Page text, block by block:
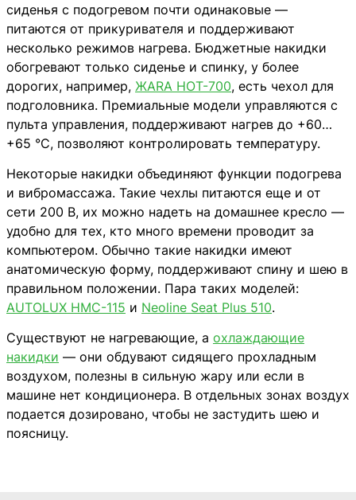
сиденья с подогревом почти одинаковые —
питаются от прикуривателя и поддерживают
несколько режимов нагрева. Бюджетные накидки
обогревают только сиденье и спинку, у более
дорогих, например, ЖАRА HOT-700, есть чехол для
подголовника. Премиальные модели управляются с
пульта управления, поддерживают нагрев до +60…
+65 °С, позволяют контролировать температуру.
Некоторые накидки объединяют функции подогрева
и вибромассажа. Такие чехлы питаются еще и от
сети 200 В, их можно надеть на домашнее кресло —
удобно для тех, кто много времени проводит за
компьютером. Обычно такие накидки имеют
анатомическую форму, поддерживают спину и шею в
правильном положении. Пара таких моделей:
AUTOLUX HMC-115 и Neoline Seat Plus 510.
Существуют не нагревающие, а охлаждающие
накидки — они обдувают сидящего прохладным
воздухом, полезны в сильную жару или если в
машине нет кондиционера. В отдельных зонах воздух
подается дозировано, чтобы не застудить шею и
поясницу.